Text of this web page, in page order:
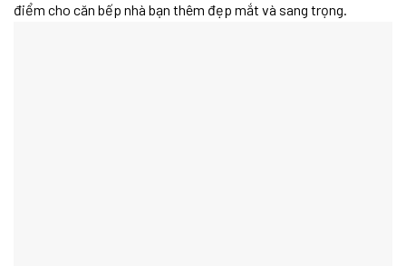
điểm cho căn bếp nhà bạn thêm đẹp mắt và sang trọng.